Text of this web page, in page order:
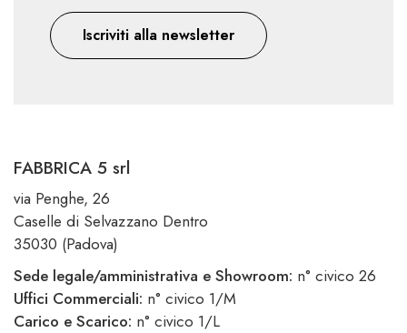
Iscriviti alla newsletter
FABBRICA 5 srl
via Penghe, 26
Caselle di Selvazzano Dentro
35030 (Padova)
Sede legale/amministrativa e Showroom: n° civico 26
Uffici Commerciali: n° civico 1/M
Carico e Scarico: n° civico 1/L